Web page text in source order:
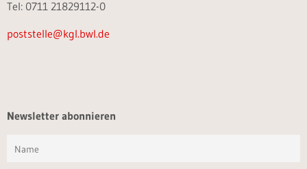
Tel: 0711 21829112-0
poststelle@kgl.bwl.de
Newsletter abonnieren